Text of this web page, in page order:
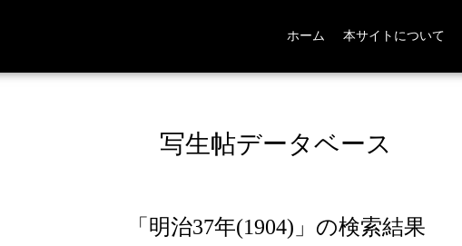
ホーム 本サイトについて
写生帖データベース
「明治37年(1904)」の検索結果